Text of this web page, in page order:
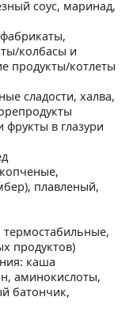
соус, маринад,
колбасы и
продукты/котлеты
сладости, халва,
в глазури
плавленый,
продуктов)
каша
аминокислоты,
батончик,